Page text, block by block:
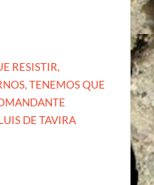
RESISTIR,
TENEMOS QUE
DE TAVIRA